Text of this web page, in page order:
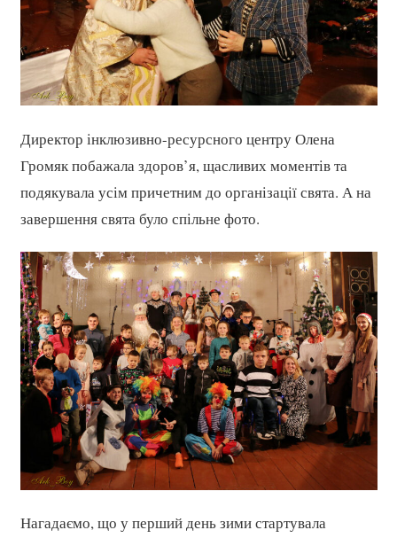
Директор інклюзивно-ресурсного центру Олена
Громяк побажала здоров’я, щасливих моментів та
подякувала усім причетним до організації свята. А на
завершення свята було спільне фото.
Нагадаємо, що у перший день зими стартувала